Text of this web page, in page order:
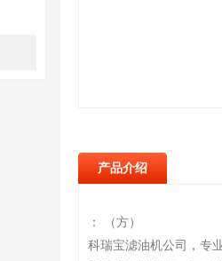
产品介绍
： （方）
科瑞宝滤油机公司，专